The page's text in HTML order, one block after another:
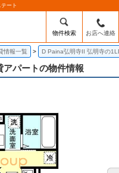
ート
物件検索 お店へ連絡
情報一覧 D Paina弘明寺II 弘明寺の
パートの物件情報